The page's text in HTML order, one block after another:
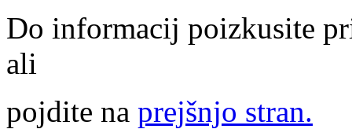
Do informacij poizkusite
ali
pojdite na prejšnjo stran.